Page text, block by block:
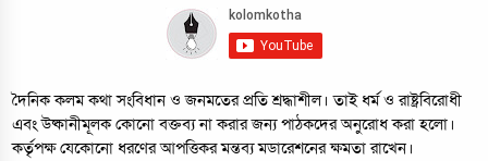
দৈনিক কলম কথা সংবিধান ও জনমতের প্রতি শ্রদ্ধাশীল। তাই ধর্ম ও রাষ্ট্রবিরোধী
এবং উষ্কানীমূলক কোনো বক্তব্য না করার জন্য পাঠকদের অনুরোধ করা হলো।
কর্তৃপক্ষ যেকোনো ধরণের আপত্তিকর মন্তব্য মডারেশনের ক্ষমতা রাখেন।